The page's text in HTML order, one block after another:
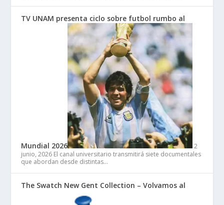
TV UNAM presenta ciclo sobre futbol rumbo al
Mundial 2026
2
junio, 2026 El canal universitario transmitirá siete documentales
que abordan desde distintas…
The Swatch New Gent Collection – Volvamos al